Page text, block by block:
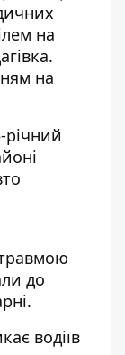
на
на
річний
до
водіїв